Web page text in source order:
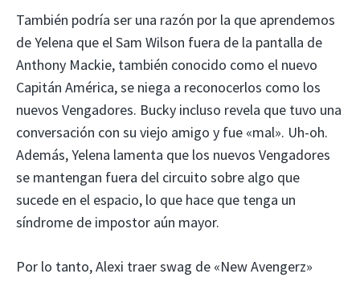
También podría ser una razón por la que aprendemos
de Yelena que el Sam Wilson fuera de la pantalla de
Anthony Mackie, también conocido como el nuevo
Capitán América, se niega a reconocerlos como los
nuevos Vengadores. Bucky incluso revela que tuvo una
conversación con su viejo amigo y fue «mal». Uh-oh.
Además, Yelena lamenta que los nuevos Vengadores
se mantengan fuera del circuito sobre algo que
sucede en el espacio, lo que hace que tenga un
síndrome de impostor aún mayor.
Por lo tanto, Alexi traer swag de «New Avengerz»